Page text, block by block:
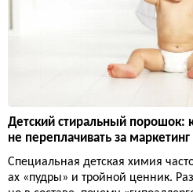
Детский стиральный порошок:
не переплачивать за маркетинг
Специальная детская химия
ах «пудры» и тройной ценник.